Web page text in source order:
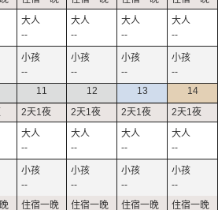
--
--
--
--
--
--
--
--
11
--
--
12
--
--
13
--
--
14
--
--